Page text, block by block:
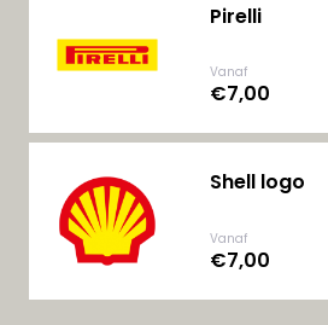
Pirelli
Vanaf
€7,00
Shell logo
Vanaf
€7,00